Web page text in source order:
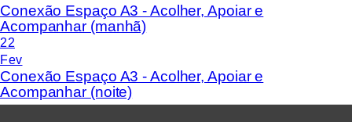
Conexão Espaço A3 - Acolher, Apoiar e
Acompanhar (manhã)
22
Fev
Conexão Espaço A3 - Acolher, Apoiar e
Acompanhar (noite)